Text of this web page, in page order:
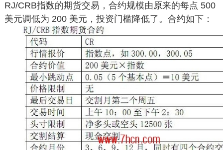
RJ/CRB指数的期货交易，合约规模由原来的每点 500
美元调低为 200 美元，投资门槛降低了。合约如下：